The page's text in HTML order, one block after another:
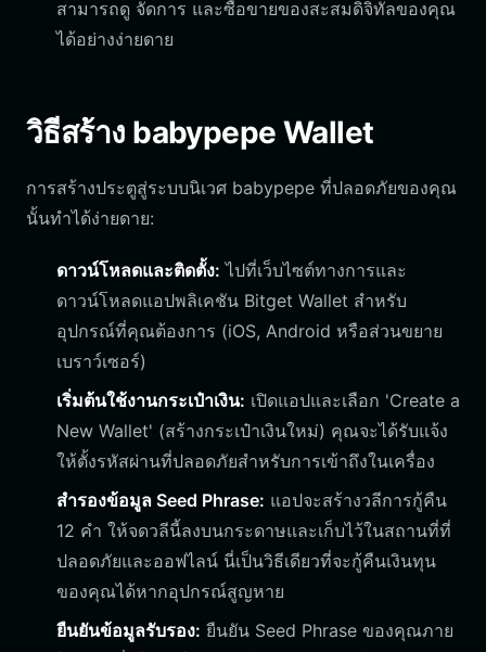
สามารถดู จัดการ และซื้อขายของสะสมดิจิทัลของคุณ
ได้อย่างง่ายดาย
วิธีสร้าง babypepe Wallet
การสร้างประตูสู่ระบบนิเวศ babypepe ที่ปลอดภัยของคุณ
นั้นทำได้ง่ายดาย:
ดาวน์โหลดและติดตั้ง: ไปที่เว็บไซต์ทางการและ
ดาวน์โหลดแอปพลิเคชัน Bitget Wallet สำหรับ
อุปกรณ์ที่คุณต้องการ (iOS, Android หรือส่วนขยาย
เบราว์เซอร์)
เริ่มต้นใช้งานกระเป๋าเงิน: เปิดแอปและเลือก 'Create a
New Wallet' (สร้างกระเป๋าเงินใหม่) คุณจะได้รับแจ้ง
ให้ตั้งรหัสผ่านที่ปลอดภัยสำหรับการเข้าถึงในเครื่อง
สำรองข้อมูล Seed Phrase: แอปจะสร้างวลีการกู้คืน
12 คำ ให้จดวลีนี้ลงบนกระดาษและเก็บไว้ในสถานที่ที่
ปลอดภัยและออฟไลน์ นี่เป็นวิธีเดียวที่จะกู้คืนเงินทุน
ของคุณได้หากอุปกรณ์สูญหาย
ยืนยันข้อมูลรับรอง: ยืนยัน Seed Phrase ของคุณภาย